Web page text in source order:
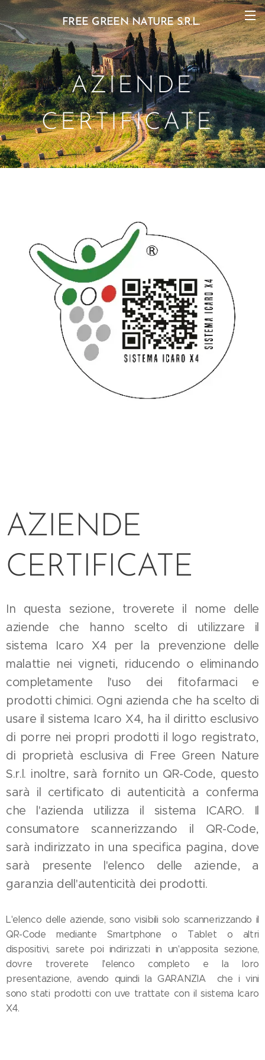
FREE GREEN NATURE S.R.L.
AZIENDE
CERTIFICATE
AZIENDE
CERTIFICATE
In questa sezione, troverete il nome delle
aziende che hanno scelto di utilizzare il
sistema Icaro X4 per la prevenzione delle
malattie nei vigneti, riducendo o eliminando
completamente l'uso dei fitofarmaci e
prodotti chimici. Ogni azienda che ha scelto di
usare il sistema Icaro X4, ha il diritto esclusivo
di porre nei propri prodotti il logo registrato,
di proprietà esclusiva di Free Green Nature
S.r.l. inoltre, sarà fornito un QR-Code, questo
sarà il certificato di autenticità a conferma
che l'azienda utilizza il sistema ICARO. Il
consumatore scannerizzando il QR-Code,
sarà indirizzato in una specifica pagina, dove
sarà presente l'elenco delle aziende, a
garanzia dell'autenticità dei prodotti.
L'elenco delle aziende, sono visibili solo scannerizzando il
QR-Code mediante Smartphone o Tablet o altri
dispositivi, sarete poi indirizzati in un'apposita sezione,
dovre troverete l'elenco completo e la loro
presentazione, avendo quindi la GARANZIA che i vini
sono stati prodotti con uve trattate con il sistema Icaro
X4.